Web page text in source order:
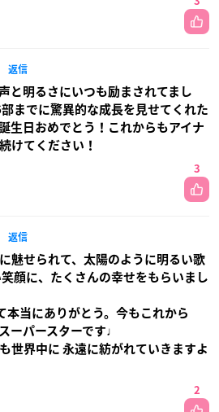
返信
と明るさにいつも励まされてまし
までに驚異的な成長を見せてくれた
生日おめでとう！これからもアイナ
けてください！
3
返信
魅せられて、太陽のように明るい歌
顔に、たくさんの幸せをもらいまし
本当にありがとう。今もこれから
ーパースターです♩
世界中に 永遠に紡がれていきますよ
2